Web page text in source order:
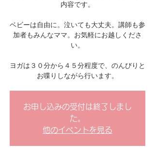
内容です。
ベビーは自由に。泣いても大丈夫。講師も参
加者もみんなママ。お気軽にお越しくださ
い。
ヨガは３０分から４５分程度で、のんびりと
お喋りしながら行います。
お申し込みの受付は終了しまし
た。
他のイベントを見る